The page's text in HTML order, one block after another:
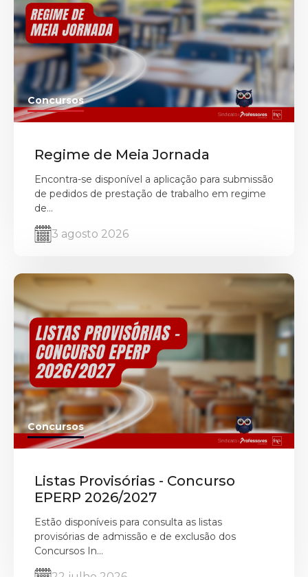
Concursos
Regime de Meia Jornada
Encontra-se disponível a aplicação para submissão
de pedidos de prestação de trabalho em regime
de...
3 agosto 2026
Concursos
Listas Provisórias - Concurso
EPERP 2026/2027
Estão disponíveis para consulta as listas
provisórias de admissão e de exclusão dos
Concursos In...